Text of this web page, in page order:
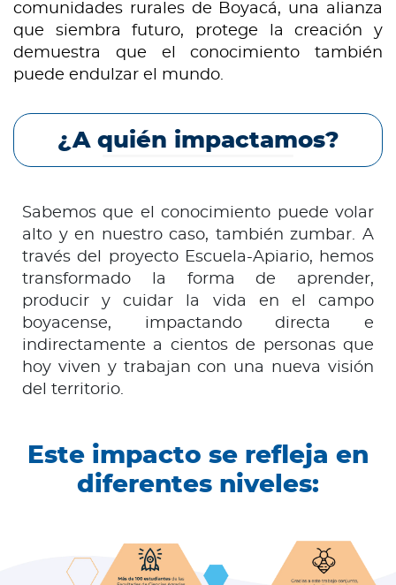
comunidades rurales de Boyacá, una alianza
que siembra futuro, protege la creación y
demuestra que el conocimiento también
puede endulzar el mundo.
¿A quién impactamos?
Sabemos que el conocimiento puede volar
alto y en nuestro caso, también zumbar. A
través del proyecto Escuela-Apiario, hemos
transformado la forma de aprender,
producir y cuidar la vida en el campo
boyacense, impactando directa e
indirectamente a cientos de personas que
hoy viven y trabajan con una nueva visión
del territorio.
Este impacto se refleja en
diferentes niveles: